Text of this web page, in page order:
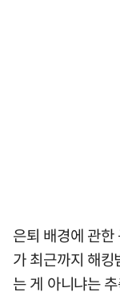
은퇴 배경에 관
가 최근까지 해
는 게 아니냐는